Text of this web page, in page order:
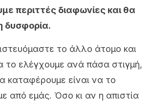
περιττές διαφωνίες και θα
δυσφορία.
το άλλο άτομο και
το ελέγχουμε ανά πάσα στιγμή,
καταφέρουμε είναι να το
από εμάς. Όσο κι αν η απιστία